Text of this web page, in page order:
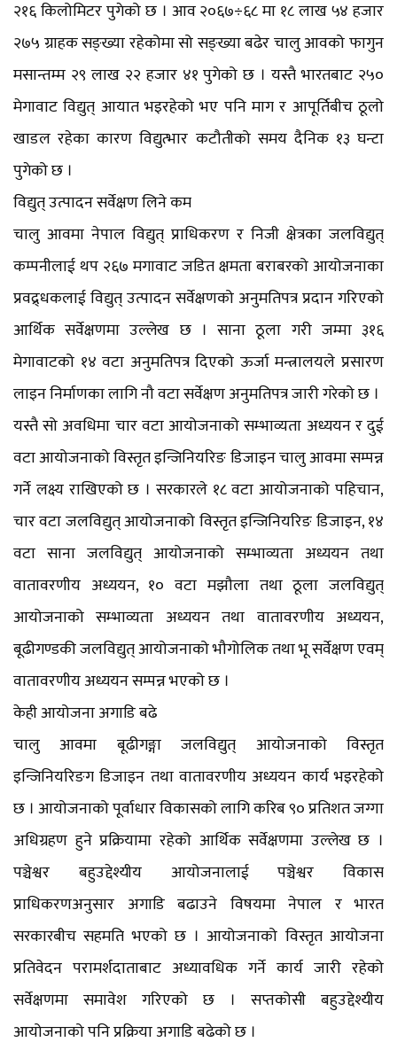
२१६ किलोमिटर पुगेको छ । आव २०६७÷६८ मा १८ लाख ५४ हजार
२७५ ग्राहक सङ्ख्या रहेकोमा सो सङ्ख्या बढेर चालु आवको फागुन
मसान्तम्म २९ लाख २२ हजार ४१ पुगेको छ । यस्तै भारतबाट २५०
मेगावाट विद्युत् आयात भइरहेको भए पनि माग र आपूर्तिबीच ठूलो
खाडल रहेका कारण विद्युत्भार कटौतीको समय दैनिक १३ घन्टा
पुगेको छ ।
विद्युत् उत्पादन सर्वेक्षण लिने कम
चालु आवमा नेपाल विद्युत् प्राधिकरण र निजी क्षेत्रका जलविद्युत्
कम्पनीलाई थप २६७ मगावाट जडित क्षमता बराबरको आयोजनाका
प्रवद्र्धकलाई विद्युत् उत्पादन सर्वेक्षणको अनुमतिपत्र प्रदान गरिएको
आर्थिक सर्वेक्षणमा उल्लेख छ । साना ठूला गरी जम्मा ३१६
मेगावाटको १४ वटा अनुमतिपत्र दिएको ऊर्जा मन्त्रालयले प्रसारण
लाइन निर्माणका लागि नौ वटा सर्वेक्षण अनुमतिपत्र जारी गरेको छ ।
यस्तै सो अवधिमा चार वटा आयोजनाको सम्भाव्यता अध्ययन र दुई
वटा आयोजनाको विस्तृत इन्जिनियरिङ डिजाइन चालु आवमा सम्पन्न
गर्ने लक्ष्य राखिएको छ । सरकारले १८ वटा आयोजनाको पहिचान,
चार वटा जलविद्युत् आयोजनाको विस्तृत इन्जिनियरिङ डिजाइन, १४
वटा साना जलविद्युत् आयोजनाको सम्भाव्यता अध्ययन तथा
वातावरणीय अध्ययन, १० वटा मझौला तथा ठूला जलविद्युत्
आयोजनाको सम्भाव्यता अध्ययन तथा वातावरणीय अध्ययन,
बूढीगण्डकी जलविद्युत् आयोजनाको भौगोलिक तथा भू सर्वेक्षण एवम्
वातावरणीय अध्ययन सम्पन्न भएको छ ।
केही आयोजना अगाडि बढे
चालु आवमा बूढीगङ्गा जलविद्युत् आयोजनाको विस्तृत
इन्जिनियरिङग डिजाइन तथा वातावरणीय अध्ययन कार्य भइरहेको
छ । आयोजनाको पूर्वाधार विकासको लागि करिब ९० प्रतिशत जग्गा
अधिग्रहण हुने प्रक्रियामा रहेको आर्थिक सर्वेक्षणमा उल्लेख छ ।
पञ्चेश्वर बहुउद्देश्यीय आयोजनालाई पञ्चेश्वर विकास
प्राधिकरणअनुसार अगाडि बढाउने विषयमा नेपाल र भारत
सरकारबीच सहमति भएको छ । आयोजनाको विस्तृत आयोजना
प्रतिवेदन परामर्शदाताबाट अध्यावधिक गर्ने कार्य जारी रहेको
सर्वेक्षणमा समावेश गरिएको छ । सप्तकोसी बहुउद्देश्यीय
आयोजनाको पनि प्रक्रिया अगाडि बढेको छ ।